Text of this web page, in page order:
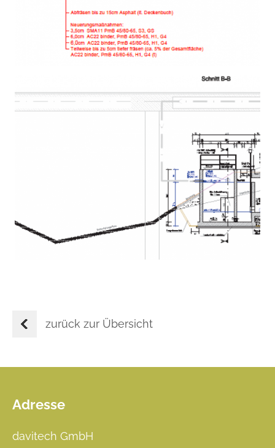
zurück zur Übersicht
Footer
Adresse
davitech GmbH